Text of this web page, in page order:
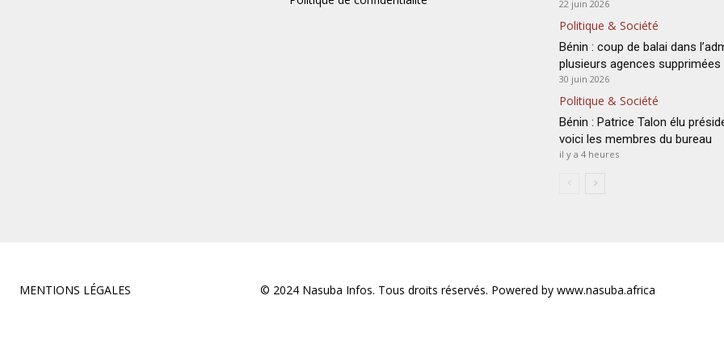
22 juin 2026
Politique & Société
Bénin : coup de balai dans
plusieurs agences supprimées
30 juin 2026
Politique & Société
Bénin : Patrice Talon élu
voici les membres du bureau
il y a 4 heures
MENTIONS LÉGALES © 2024 Nasuba Infos. Tous droits réservés. Powered by www.nasuba.africa